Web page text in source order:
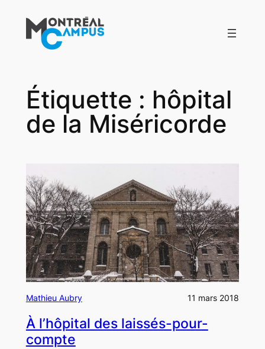
contenu
Étiquette : hôpital
de la Miséricorde
Mathieu Aubry 11 mars 2018
À l’hôpital des laissés-pour-
compte